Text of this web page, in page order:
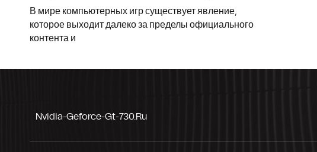
В мире компьютерных игр существует явление,
которое выходит далеко за пределы официального
контента и
Nvidia-Geforce-Gt-730.ru